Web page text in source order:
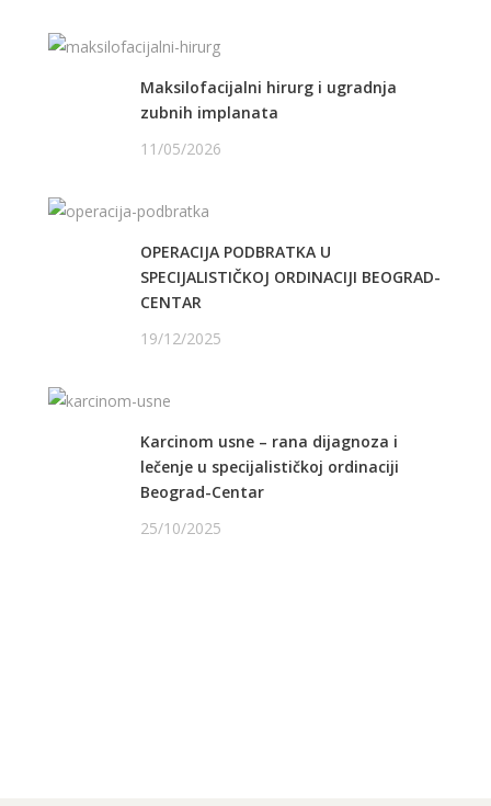
Maksilofacijalni hirurg i ugradnja
zubnih implanata
11/05/2026
OPERACIJA PODBRATKA U
SPECIJALISTIČKOJ ORDINACIJI BEOGRAD-
CENTAR
19/12/2025
Karcinom usne – rana dijagnoza i
lečenje u specijalističkoj ordinaciji
Beograd-Centar
25/10/2025